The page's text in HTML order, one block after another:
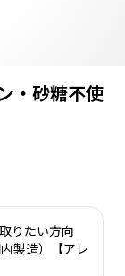
・砂糖不使
りたい方向
製造）【アレ